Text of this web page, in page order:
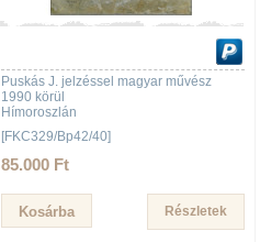
Puskás J. jelzéssel magyar művész
1990 körül
Hímoroszlán
[FKC329/Bp42/40]
85.000 Ft
Részletek